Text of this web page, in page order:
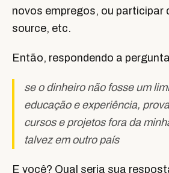
novos empregos, ou participar
source, etc.
Então, respondendo a
se o dinheiro não fosse um
educação e experiência,
cursos e projetos fora da
talvez em outro país
E você? Qual seria sua